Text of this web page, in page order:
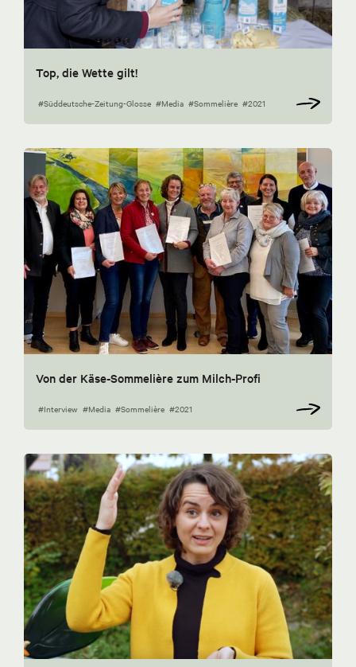
Top, die Wette gilt!
#Süddeutsche-Zeitung-Glosse #Media #Sommelière #2021
Von der Käse-Sommelière zum Milch-Profi
#Interview #Media #Sommelière #2021